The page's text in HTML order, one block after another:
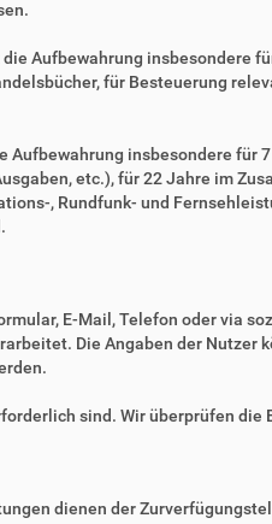
Aufbewahrung insbesondere
für Besteuerung
insbesondere für
etc.), für 22 Jahre im
, Rundfunk- und
E-Mail, Telefon oder via
Die Angaben der
sind. Wir überprüfen
dienen der